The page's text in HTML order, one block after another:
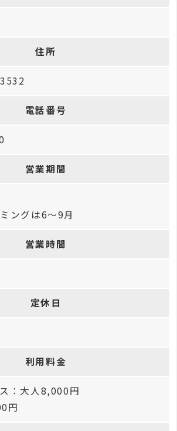
住所
電話番号
営業期間
ングは6～9月
営業時間
定休日
利用料金
：大人8,000円
円